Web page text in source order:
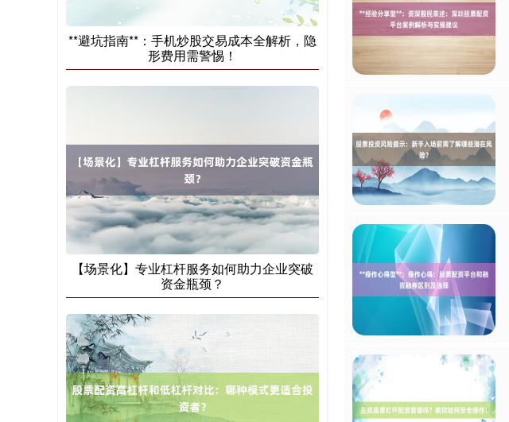
**避坑指南**：手机炒股交易成本全解析，隐
形费用需警惕！
【场景化】专业杠杆服务如何助力企业突破
资金瓶颈？